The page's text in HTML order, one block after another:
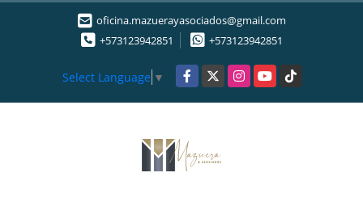
oficina.mazuerayasociados@gmail.com
+573123942851
+573123942851
Select Language ▼ Facebook
X InstagramYouTubeTikTok